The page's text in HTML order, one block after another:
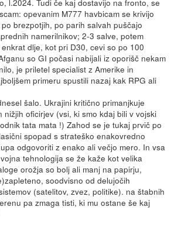
opevanim M777 havbicam se krivijo
brezpotjih, po parih salvah puščajo
namerilnikov; 2-3 salve, potem
dlje, kot pri D30, cevi so po 100
so GI počasi nabijali iz oporišč nekam
je priletel specialist z Amerike in
primeru spustili nazaj kak RPG ali
šalo. Ukrajini kritično primanjkuje
nižjih oficirjev (vsi, ki smo kdaj bili v vojski
tata mata !) Zahod se je tukaj prvič po
spopad s strateško enakovredno
odgovoriti z enako ali večjo mero. In vsa
tehnologija se že kaže kot velika
orožja so bolj ali manj na papirju,
soodvisno od delujočih
(satelitov, zvez, politike). na štabnih
pa zmaga tisti, ki mu ostane še kaj